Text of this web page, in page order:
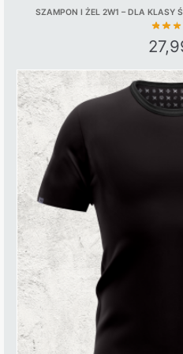
SZAMPON I ŻEL 2W1 – DLA KLASY